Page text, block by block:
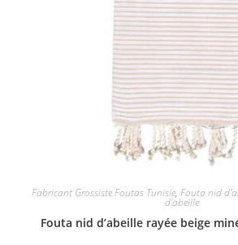
Fabricant Grossiste Foutas Tunisie, Fouta nid
d'abeille
Fouta nid d’abeille rayée beige